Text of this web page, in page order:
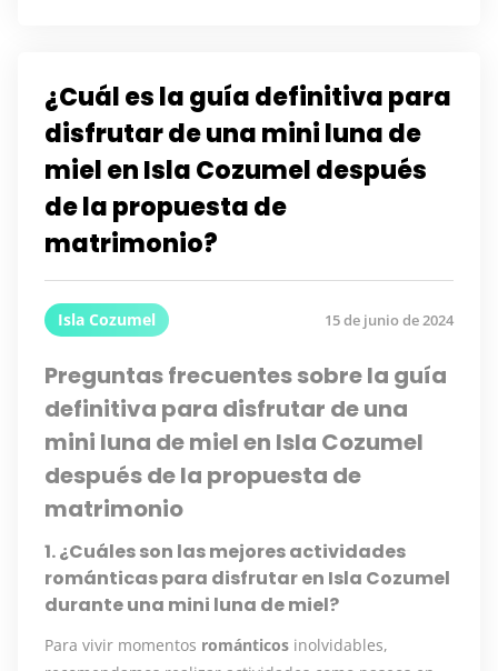
¿Cuál es la guía definitiva para
disfrutar de una mini luna de
miel en Isla Cozumel después
de la propuesta de
matrimonio?
Isla Cozumel 15 de junio de 2024
Preguntas frecuentes sobre la guía
definitiva para disfrutar de una
mini luna de miel en Isla Cozumel
después de la propuesta de
matrimonio
1. ¿Cuáles son las mejores actividades
románticas para disfrutar en Isla Cozumel
durante una mini luna de miel?
Para vivir momentos románticos inolvidables,